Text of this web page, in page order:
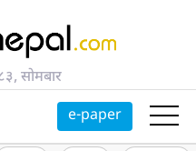
सोमबार
e-paper